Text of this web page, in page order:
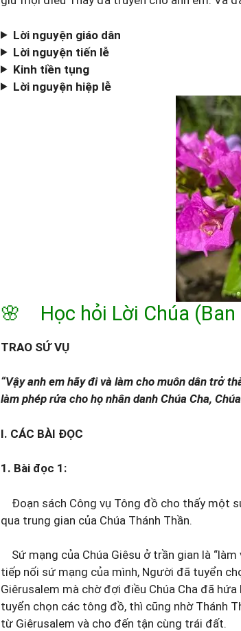
Lời nguyện giáo dân
Lời nguyện tiến lễ
Kinh tiền tụng
Lời nguyện hiệp lễ
🌸 Học hỏi Lời Chúa (Ban
TRAO SỨ VỤ
“Vậy anh em hãy đi và làm
làm phép rửa cho họ nhân danh Chúa Cha,
I. CÁC BÀI ĐỌC
1. Bài đọc 1:
Đoạn sách Công vụ Tông đồ cho thấy một
qua trung gian của Chúa Thánh Thần.
Sứ mạng của Chúa Giêsu ở trần gian là
tiếp nối sứ mạng của mình, Người đã tuyển
Giêrusalem mà chờ đợi điều Chúa Cha đã
tuyển chọn các tông đồ, thì cũng nhờ Thánh
từ Giêrusalem và cho đến tận cùng trái đất.